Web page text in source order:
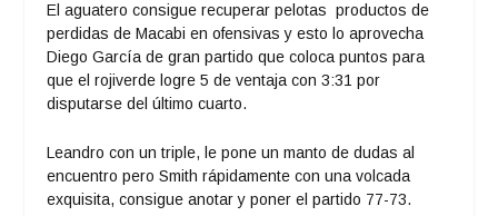
El aguatero consigue recuperar pelotas productos de
perdidas de Macabi en ofensivas y esto lo aprovecha
Diego García de gran partido que coloca puntos para
que el rojiverde logre 5 de ventaja con 3:31 por
disputarse del último cuarto.
Leandro con un triple, le pone un manto de dudas al
encuentro pero Smith rápidamente con una volcada
exquisita, consigue anotar y poner el partido 77-73.